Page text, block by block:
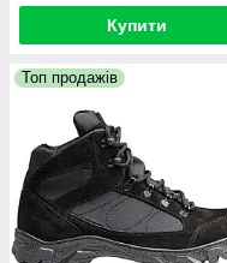
Купити
Топ продажів